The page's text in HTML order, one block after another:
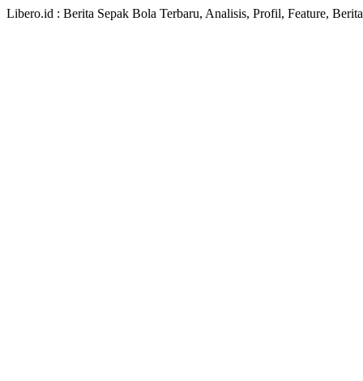
Libero.id : Berita Sepak Bola Terbaru, Analisis, Profil, Feature,